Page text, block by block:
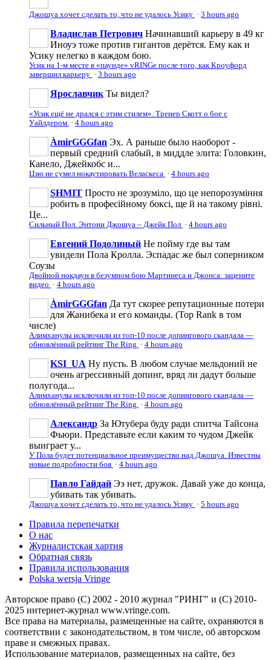
Джошуа хочет сделать то, что не удалось Усику · 3 hours ago
Владислав Петрович Начинавший карьеру в 49 кг
Иноуэ тоже против гигантов дерётся. Ему как и
Усику нелегко в каждом бою.
Усик на 1-м месте в «паунде» vRINGe после того, как Кроуфорд
завершил карьеру · 3 hours ago
Ярославчик Ты видел?
«Усик ещё не дрался с этим стилем». Тренер Скотт о бое с
Уайлдером · 4 hours ago
ÀmirGGGfan Эх. А раньше было наоборот -
первый средний слабый, в миддле элита: Головкин,
Канело, Джейкобс и...
Цзю не сумел нокаутировать Веласкеса · 4 hours ago
SHMIT Просто не зрозуміло, що це непорозуміння
робить в професійному боксі, ще й на такому рівні.
Це...
Сильный Пол. Энтони Джошуа – Джейк Пол · 4 hours ago
Евгений Подолиный Не пойму где вы там
увидели Пола Кролла. Эспадас же был соперником
Соузы
Двойной нокдаун в безумном бою Мартинеса и Джонса: зацените
видео · 4 hours ago
ÀmirGGGfan Да тут скорее репутационные потери
для Жанибека и его команды. (Top Rank в том
числе)
Алимханулы исключили из топ-10 после допингового скандала —
обновлённый рейтинг The Ring · 4 hours ago
KSI_UA Ну пусть. В любом случае мельдоний не
очень агрессивньій допинг, вряд ли дадут больше
полугода...
Алимханулы исключили из топ-10 после допингового скандала —
обновлённый рейтинг The Ring · 4 hours ago
Александр За Ютубера буду ради спитча Тайсона
Фьюри. Представьте если каким то чудом Джейк
выиграет у...
У Пола будет потенциальное преимущество над Джошуа. Известны
новые подробности боя · 4 hours ago
Павло Гайдай Ээ нет, дружок. Давай уже до конца,
убивать так убивать.
Джошуа хочет сделать то, что не удалось Усику · 5 hours ago
Правила перепечатки
О нас
Журналистская хартия
Обратная связь
Правила использования
Polska wersja Vringe
Авторское право (С) 2002 - 2010 журнал "РИНГ" и (С) 2010-
2025 интернет-журнал www.vringe.com.
Все права на материалы, размещенные на сайте, охраняются в
соответствии с законодательством, в том числе, об авторском
праве и смежных правах.
Использование материалов, размещенных на сайте, без